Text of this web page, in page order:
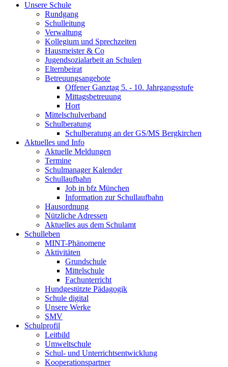
Unsere Schule
Rundgang
Schulleitung
Verwaltung
Kollegium und Sprechzeiten
Hausmeister & Co
Jugendsozialarbeit an Schulen
Elternbeirat
Betreuungsangebote
Offener Ganztag 5. - 10. Jahrgangsstufe
Mittagsbetreuung
Hort
Mittelschulverband
Schulberatung
Schulberatung an der GS/MS Bergkirchen
Aktuelles und Info
Aktuelle Meldungen
Termine
Schulmanager Kalender
Schullaufbahn
Job in bfz München
Information zur Schullaufbahn
Hausordnung
Nützliche Adressen
Aktuelles aus dem Schulamt
Schulleben
MINT-Phänomene
Aktivitäten
Grundschule
Mittelschule
Fachunterricht
Hundgestützte Pädagogik
Schule digital
Unsere Werke
SMV
Schulprofil
Leitbild
Umweltschule
Schul- und Unterrichtsentwicklung
Kooperationspartner